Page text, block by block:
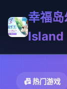
幸福
Island
📠 热门游戏